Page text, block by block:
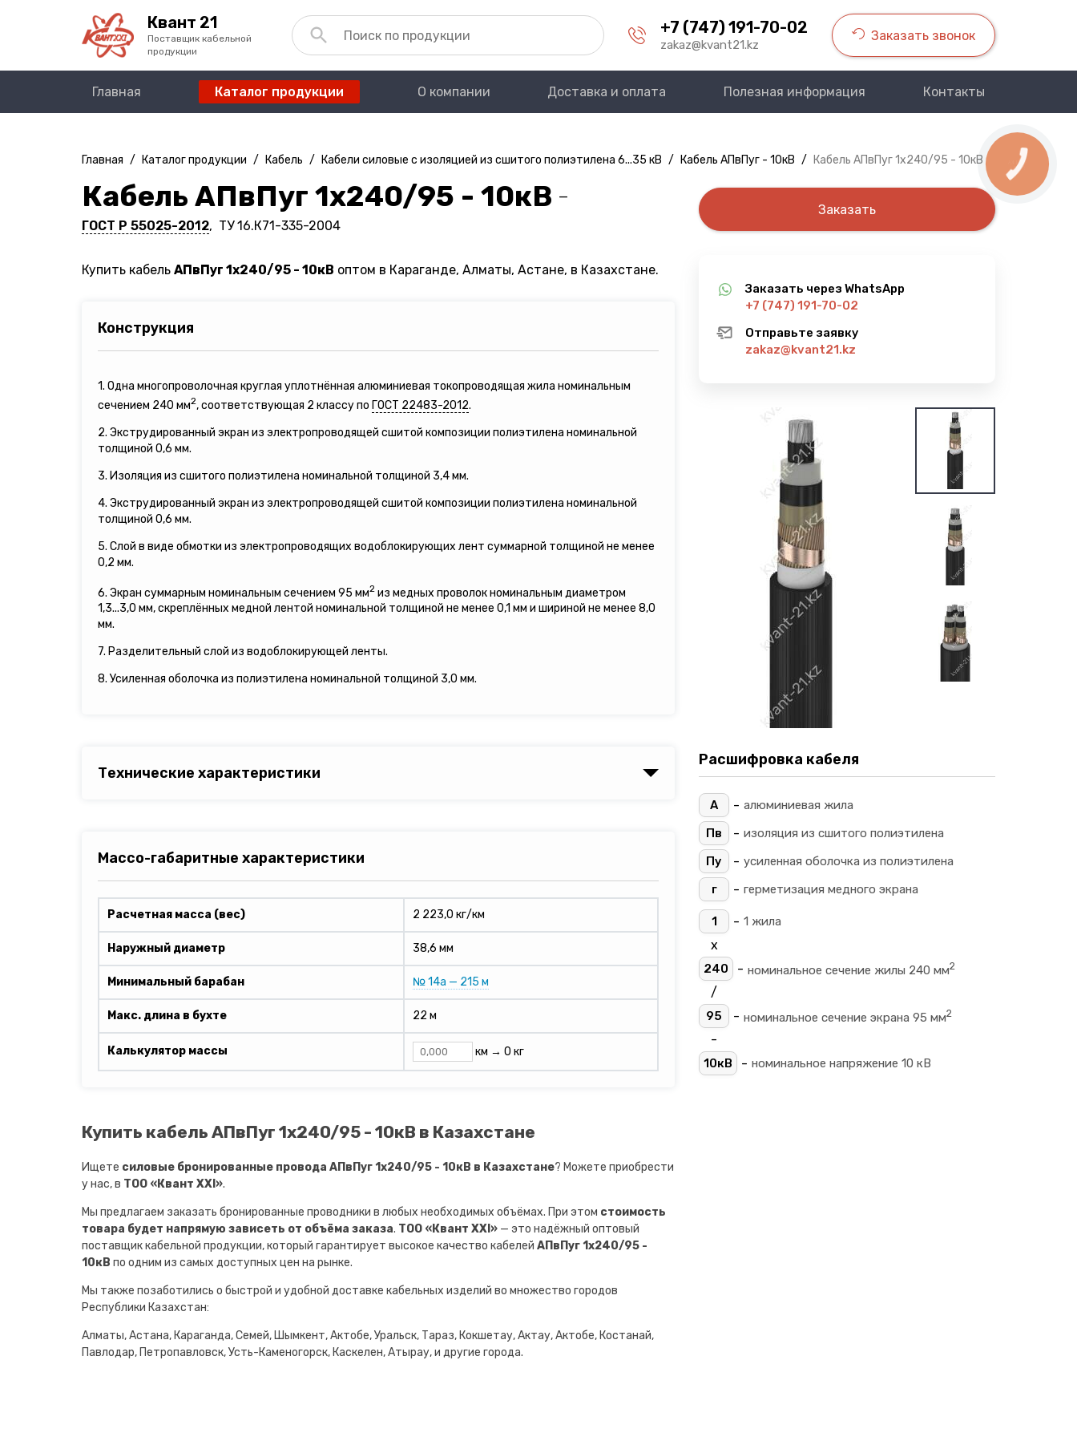
Квант 21
Поставщик кабельной
продукции
+7 (747) 191-70-02
zakaz@kvant21.kz
Заказать звонок
Главная Каталог продукции О компании Доставка и оплата Полезная информация Контакты
Главная / Каталог продукции / Кабель / Кабели силовые с изоляцией из сшитого полиэтилена 6...35 кВ / Кабель АПвПуг - 10кВ / Кабель АПвПуг 1х240/95 - 10кВ
Кабель АПвПуг 1х240/95 - 10кВ —
ГОСТ Р 55025-2012, ТУ 16.К71-335-2004
Купить кабель АПвПуг 1х240/95 - 10кВ оптом в Караганде, Алматы, Астане, в Казахстане.
Конструкция
1. Одна многопроволочная круглая уплотнённая алюминиевая токопроводящая жила номинальным
сечением 240 мм2, соответствующая 2 классу по ГОСТ 22483-2012.
2. Экструдированный экран из электропроводящей сшитой композиции полиэтилена номинальной
толщиной 0,6 мм.
3. Изоляция из сшитого полиэтилена номинальной толщиной 3,4 мм.
4. Экструдированный экран из электропроводящей сшитой композиции полиэтилена номинальной
толщиной 0,6 мм.
5. Слой в виде обмотки из электропроводящих водоблокирующих лент суммарной толщиной не менее
0,2 мм.
6. Экран суммарным номинальным сечением 95 мм2 из медных проволок номинальным диаметром
1,3...3,0 мм, скреплённых медной лентой номинальной толщиной не менее 0,1 мм и шириной не менее 8,0
мм.
7. Разделительный слой из водоблокирующей ленты.
8. Усиленная оболочка из полиэтилена номинальной толщиной 3,0 мм.
Технические характеристики
Массо-габаритные характеристики
Расчетная масса (вес) 2 223,0 кг/км
Наружный диаметр 38,6 мм
Минимальный барабан № 14а — 215 м
Макс. длина в бухте 22 м
Калькулятор массы км → 0 кг
Купить кабель АПвПуг 1х240/95 - 10кВ в Казахстане
Ищете силовые бронированные провода АПвПуг 1х240/95 - 10кВ в Казахстане? Можете приобрести
у нас, в ТОО «Квант XXI».
Мы предлагаем заказать бронированные проводники в любых необходимых объёмах. При этом стоимость
товара будет напрямую зависеть от объёма заказа. ТОО «Квант XXI» — это надёжный оптовый
поставщик кабельной продукции, который гарантирует высокое качество кабелей АПвПуг 1х240/95 -
10кВ по одним из самых доступных цен на рынке.
Мы также позаботились о быстрой и удобной доставке кабельных изделий во множество городов
Республики Казахстан:
Алматы, Астана, Караганда, Семей, Шымкент, Актобе, Уральск, Тараз, Кокшетау, Актау, Актобе, Костанай,
Павлодар, Петропавловск, Усть-Каменогорск, Каскелен, Атырау, и другие города.
Заказать
Заказать через WhatsApp
+7 (747) 191-70-02
Отправьте заявку
zakaz@kvant21.kz
Расшифровка кабеля
А - алюминиевая жила
Пв
- изоляция из сшитого полиэтилена
Пу
- усиленная оболочка из полиэтилена
г
- герметизация медного экрана
1 - 1 жила
х
240 - номинальное сечение жилы 240 мм2
/
95 - номинальное сечение экрана 95 мм2
-
10кВ - номинальное напряжение 10 кВ
КНОПКА
СВЯЗИ